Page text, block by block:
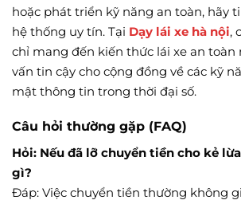
hoặc phát triển kỹ năng an toàn, hãy
hệ thống uy tín. Tại Dạy lái xe hà nội,
chỉ mang đến kiến thức lái xe an toàn
vấn tin cậy cho cộng đồng về các kỹ
mật thông tin trong thời đại số.
Câu hỏi thường gặp (FAQ)
Hỏi: Nếu đã lỡ chuyển tiền cho kẻ
gì?
Đáp: Việc chuyển tiền thường không